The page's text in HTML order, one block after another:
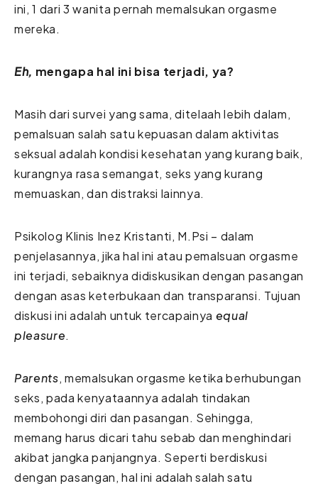
ini, 1 dari 3 wanita pernah memalsukan orgasme
mereka.
Eh, mengapa hal ini bisa terjadi, ya?
Masih dari survei yang sama, ditelaah lebih dalam,
pemalsuan salah satu kepuasan dalam aktivitas
seksual adalah kondisi kesehatan yang kurang baik,
kurangnya rasa semangat, seks yang kurang
memuaskan, dan distraksi lainnya.
Psikolog Klinis Inez Kristanti, M.Psi – dalam
penjelasannya, jika hal ini atau pemalsuan orgasme
ini terjadi, sebaiknya didiskusikan dengan pasangan
dengan asas keterbukaan dan transparansi. Tujuan
diskusi ini adalah untuk tercapainya equal
pleasure.
Parents, memalsukan orgasme ketika berhubungan
seks, pada kenyataannya adalah tindakan
membohongi diri dan pasangan. Sehingga,
memang harus dicari tahu sebab dan menghindari
akibat jangka panjangnya. Seperti berdiskusi
dengan pasangan, hal ini adalah salah satu